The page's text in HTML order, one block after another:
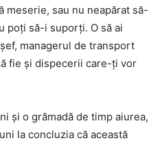
meserie, sau nu neapărat să-
poți să-i suporți. O să ai
managerul de transport
fie și dispecerii care-ți vor
și o grămadă de timp aiurea,
la concluzia că această